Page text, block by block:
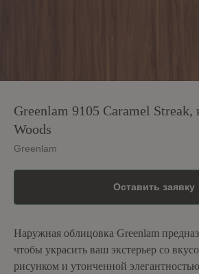
Greenlam 9105 Caramel Streak,
Woods
Greenlam
Оставить заявку
Наружная облицовка Greenlam
чтобы украсить ваш экстерьер со
рисунком и утонченной